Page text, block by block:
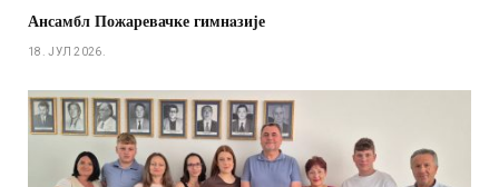
Ансамбл Пожаревачке гимнaзије
18. ЈУЛ 2026.